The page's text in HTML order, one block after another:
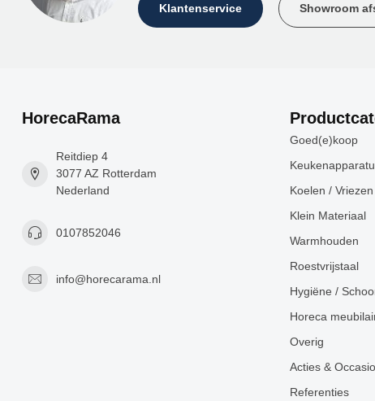
Klantenservice Showroom
HorecaRama
Reitdiep 4
3077 AZ Rotterdam
Nederland
0107852046
info@horecarama.nl
Goed(e)koop
Koelen / Vriezen
Klein Materiaal
Warmhouden
Roestvrijstaal
Hygiëne /
Horeca
Overig
Acties &
Referenties